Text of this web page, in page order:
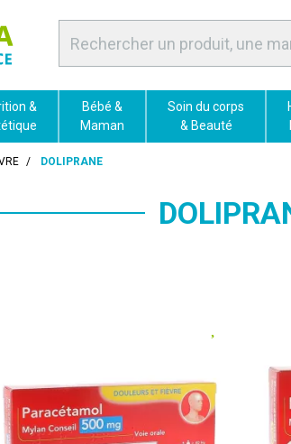
&
Bébé &
Maman
Soin du corps
& Beauté
DOLIPRANE